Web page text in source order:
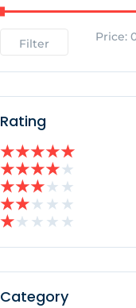
Filter Price:
Rating
★★★★★
★★★★★
★★★★ ★
★★★ ★ ★
★★ ★ ★ ★
Category